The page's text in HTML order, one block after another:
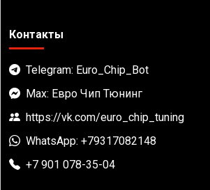
Контакты
Telegram: Euro_Chip_Bot
Max: Евро Чип Тюнинг
https://vk.com/euro_chip_tuning
WhatsApp: +79317082148
+7 901 078-35-04